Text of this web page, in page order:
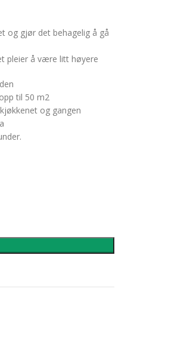
og gjør det behagelig å gå
pleier å være litt høyere
til 50 m2
og gangen